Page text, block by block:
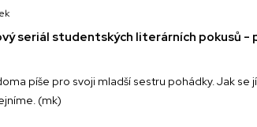
seriál studentských literárních pokusů
píše pro svoji mladší sestru pohádky. Jak
(mk)